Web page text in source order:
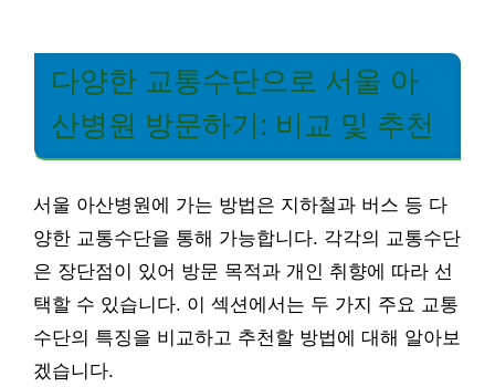
다양한 교통수단으로 서울 아
산병원 방문하기: 비교 및 추천
서울 아산병원에 가는 방법은 지하철과 버스 등 다
양한 교통수단을 통해 가능합니다. 각각의 교통수단
은 장단점이 있어 방문 목적과 개인 취향에 따라 선
택할 수 있습니다. 이 섹션에서는 두 가지 주요 교통
수단의 특징을 비교하고 추천할 방법에 대해 알아보
겠습니다.